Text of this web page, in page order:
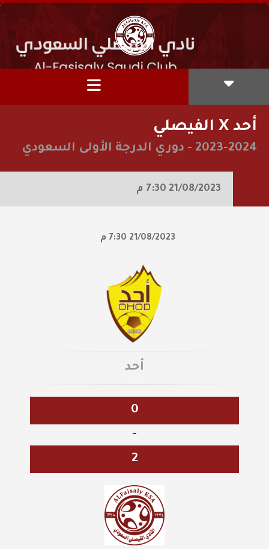
أحد X الفيصلي
2023-2024
- دوري الدرجة الأولى السعودي
21/08/2023
21/08/2023
أحد
0
-
2